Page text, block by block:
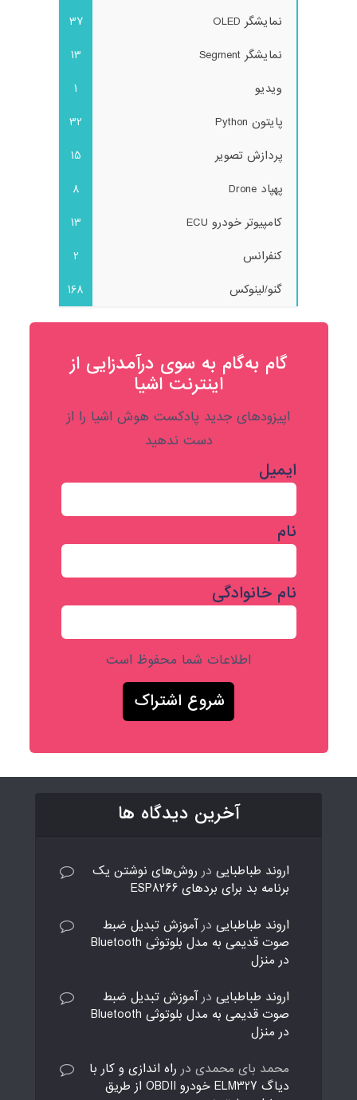
نمایشگر OLED
37
نمایشگر Segment
13
ویدیو
1
پایتون Python
32
پردازش تصویر
15
پهپاد Drone
8
کامپیوتر خودرو ECU
13
کنفرانس
2
گنو/لینوکس
168
گام به‌گام به‌ سوی درآمدزایی از
اینترنت اشیا
اپیزودهای جدید پادکست هوش اشیا را از
دست ندهید
ایمیل
نام
نام خانوادگی
اطلاعات شما محفوظ است
آخرین دیدگاه ها
اروند طباطبایی در روش‌های نوشتن یک
برنامه بد برای بردهای ESP8266
اروند طباطبایی درآموزش تبدیل ضبط
صوت قدیمی به مدل بلوتوثی Bluetooth
در منزل
اروند طباطبایی درآموزش تبدیل ضبط
صوت قدیمی به مدل بلوتوثی Bluetooth
در منزل
محمد بای محمدی در راه اندازی و کار با
دیاگ ELM327 خودرو OBDII از طریق